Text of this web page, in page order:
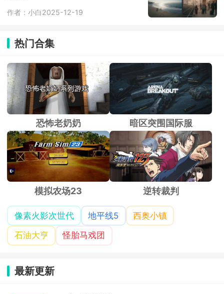
作者：小白2025-12-19
热门合集
恐怖老奶奶 暗区突围国际服
模拟农场23 逆转裁判
像素火影次世代 地平线5
西奥小镇
石油大亨
怪胎马戏团
最新更新